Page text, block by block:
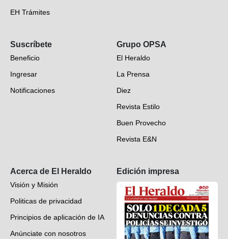
EH Trámites
EH Verifica
Fotogalerías
Deportes
Videos
Suscríbete
Beneficio
Ingresar
Notificaciones
Grupo OPSA
El Heraldo
La Prensa
Diez
Revista Estilo
Buen Provecho
Revista E&N
Acerca de El Heraldo
Visión y Misión
Politicas de privacidad
Principios de aplicación de IA
Anúnciate con nosotros
Edición impresa